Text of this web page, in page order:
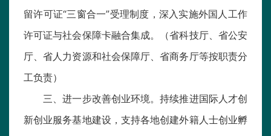
留许可证“三窗合一”受理制度，深入实施外国人工作
许可证与社会保障卡融合集成。（省科技厅、省公安
厅、省人力资源和社会保障厅、省商务厅等按职责分
工负责）
三、进一步改善创业环境。持续推进国际人才创
新创业服务基地建设，支持各地创建外籍人士创业孵